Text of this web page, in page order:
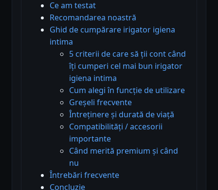
Ce am testat
Recomandarea noastră
Ghid de cumpărare irigator igiena
intima
5 criterii de care să ții cont când
îți cumperi cel mai bun irigator
igiena intima
Cum alegi în funcție de utilizare
Greșeli frecvente
Întreținere și durată de viață
Compatibilități / accesorii
importante
Când merită premium și când
nu
Întrebări frecvente
Concluzie